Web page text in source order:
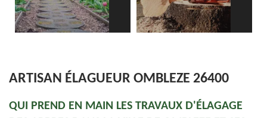
ARTISAN ÉLAGUEUR OMBLEZE 26400
QUI PREND EN MAIN LES TRAVAUX D'ÉLAGAGE